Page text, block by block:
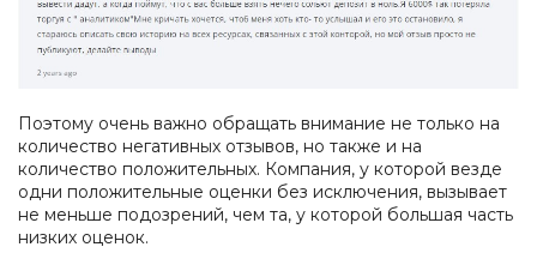
Поэтому очень важно обращать внимание не только на
количество негативных отзывов, но также и на
количество положительных. Компания, у которой везде
одни положительные оценки без исключения, вызывает
не меньше подозрений, чем та, у которой большая часть
низких оценок.